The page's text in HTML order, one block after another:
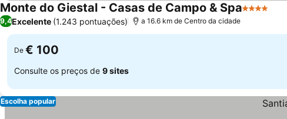
Monte do Giestal - Casas de Campo & Spa4 Estrelas
9,4Excelente (1.243 pontuações) a 16.6 km de Centro da cidade
De € 100
Consulte os preços de 9 sites
Escolha popular